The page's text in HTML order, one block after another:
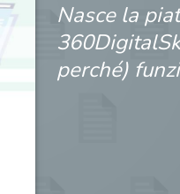
Nasce la
perché)